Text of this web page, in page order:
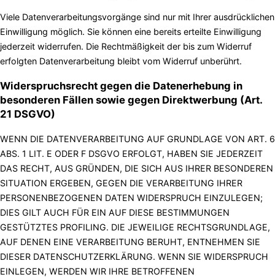
Viele Datenverarbeitungsvorgänge sind nur mit Ihrer ausdrücklichen
Einwilligung möglich. Sie können eine bereits erteilte Einwilligung
jederzeit widerrufen. Die Rechtmäßigkeit der bis zum Widerruf
erfolgten Datenverarbeitung bleibt vom Widerruf unberührt.
Widerspruchsrecht gegen die Datenerhebung in
besonderen Fällen sowie gegen Direktwerbung (Art.
21 DSGVO)
WENN DIE DATENVERARBEITUNG AUF GRUNDLAGE VON ART. 6
ABS. 1 LIT. E ODER F DSGVO ERFOLGT, HABEN SIE JEDERZEIT
DAS RECHT, AUS GRÜNDEN, DIE SICH AUS IHRER BESONDEREN
SITUATION ERGEBEN, GEGEN DIE VERARBEITUNG IHRER
PERSONENBEZOGENEN DATEN WIDERSPRUCH EINZULEGEN;
DIES GILT AUCH FÜR EIN AUF DIESE BESTIMMUNGEN
GESTÜTZTES PROFILING. DIE JEWEILIGE RECHTSGRUNDLAGE,
AUF DENEN EINE VERARBEITUNG BERUHT, ENTNEHMEN SIE
DIESER DATENSCHUTZERKLÄRUNG. WENN SIE WIDERSPRUCH
EINLEGEN, WERDEN WIR IHRE BETROFFENEN